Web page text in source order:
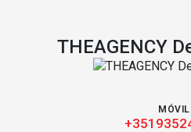
THEAGENCY